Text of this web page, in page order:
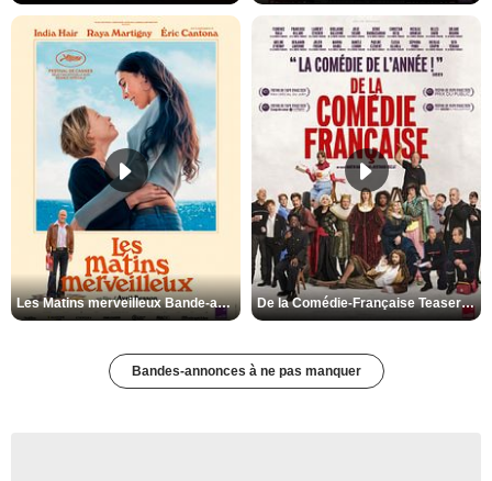
Les Matins merveilleux Bande-annonce VF De la Comédie-Française Teaser VF
Bandes-annonces à ne pas manquer